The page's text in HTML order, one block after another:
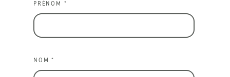
PRÉNOM *
NOM *